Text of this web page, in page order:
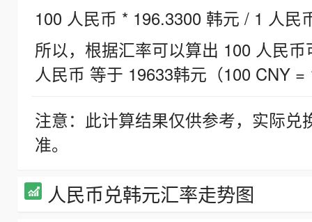
100 人民币 * 196.3300 韩元 / 1 人民
所以，根据汇率可以算出 100 人民
人民币 等于 19633韩元（100 CNY =
注意：此计算结果仅供参考，实际
准。
人民币兑韩元汇率走势图